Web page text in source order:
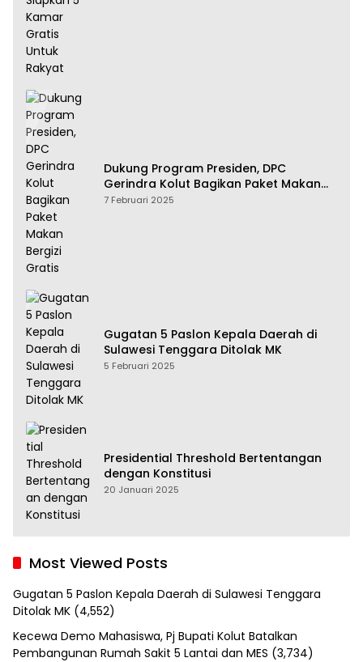
Dukung Program Presiden, DPC
Gerindra Kolut Bagikan Paket Makan
Bergizi Gratis
7 Februari 2025
Gugatan 5 Paslon Kepala Daerah di
Sulawesi Tenggara Ditolak MK
5 Februari 2025
Presidential Threshold Bertentangan
dengan Konstitusi
20 Januari 2025
Most Viewed Posts
Gugatan 5 Paslon Kepala Daerah di Sulawesi Tenggara
Ditolak MK (4,552)
Kecewa Demo Mahasiswa, Pj Bupati Kolut Batalkan
Pembangunan Rumah Sakit 5 Lantai dan MES (3,734)